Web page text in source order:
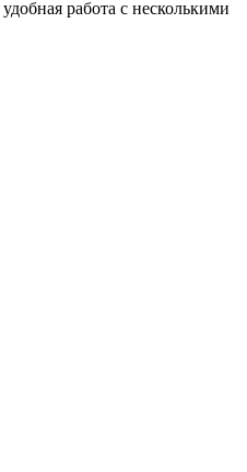
работа с несколькими